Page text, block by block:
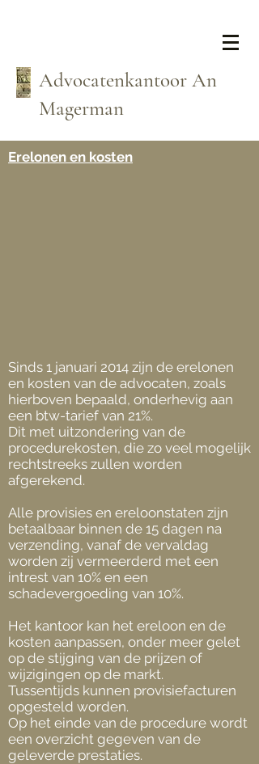
Advocatenkantoor An
Magerman
Erelonen en kosten
Sinds 1 januari 2014 zijn de erelonen
en kosten van de advocaten, zoals
hierboven bepaald, onderhevig aan
een btw-tarief van 21%.
Dit met uitzondering van de
procedurekosten, die zo veel mogelijk
rechtstreeks zullen worden
afgerekend.
Alle provisies en ereloonstaten zijn
betaalbaar binnen de 15 dagen na
verzending, vanaf de vervaldag
worden zij vermeerderd met een
intrest van 10% en een
schadevergoeding van 10%.
Het kantoor kan het ereloon en de
kosten aanpassen, onder meer gelet
op de stijging van de prijzen of
wijzigingen op de markt.
Tussentijds kunnen provisiefacturen
opgesteld worden.
Op het einde van de procedure wordt
een overzicht gegeven van de
geleverde prestaties.